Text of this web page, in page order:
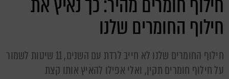
חילוף החומרים שלנו
חילוף החומרים שלנו לא חייב לרדת עם השנים, 11 שיטות לשמור
על חילוף חומרים תקין, ואלי אפילו להאיץ אותו קצת